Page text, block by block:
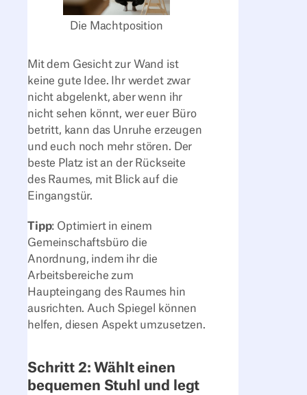
Die Machtposition
Mit dem Gesicht zur Wand ist
keine gute Idee. Ihr werdet zwar
nicht abgelenkt, aber wenn ihr
nicht sehen könnt, wer euer Büro
betritt, kann das Unruhe erzeugen
und euch noch mehr stören. Der
beste Platz ist an der Rückseite
des Raumes, mit Blick auf die
Eingangstür.
Tipp: Optimiert in einem
Gemeinschaftsbüro die
Anordnung, indem ihr die
Arbeitsbereiche zum
Haupteingang des Raumes hin
ausrichten. Auch Spiegel können
helfen, diesen Aspekt umzusetzen.
Schritt 2: Wählt einen
bequemen Stuhl und legt